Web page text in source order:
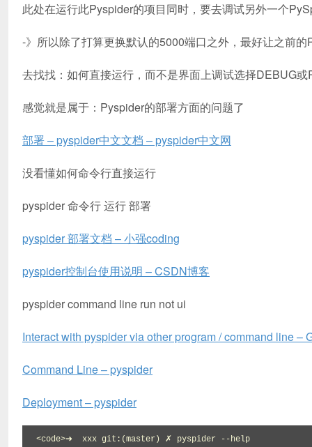
此处在运行此Pyspider的项目同时，要去调试另外一个
-》所以除了打算更换默认的5000端口之外，最好让之前
去找找：如何直接运行，而不是界面上调试选择DEBUG
感觉就是属于：Pyspider的部署方面的问题了
部署 – pyspider中文文档 – pyspider中文网
没看懂如何命令行直接运行
pyspider 命令行 运行 部署
pyspider 部署文档 – 小强coding
pyspider控制台使用说明 – CSDN博客
pyspider command line run not ui
Interact with pyspider via other program / command line –
Command Line – pyspider
Deployment – pyspider
<code>➜  xxx git:(master) ✗ pyspider --help